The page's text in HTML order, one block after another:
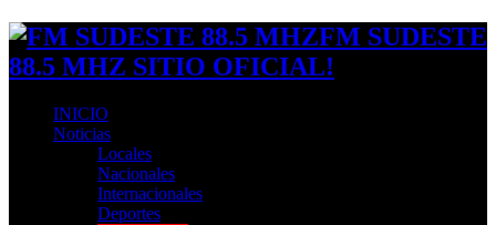
FM SUDESTE
88.5 MHZ SITIO OFICIAL!
INICIO
Noticias
Locales
Nacionales
Internacionales
Deportes